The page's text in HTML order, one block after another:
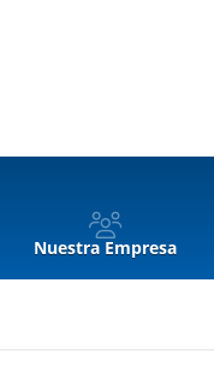
Nuestra Empresa